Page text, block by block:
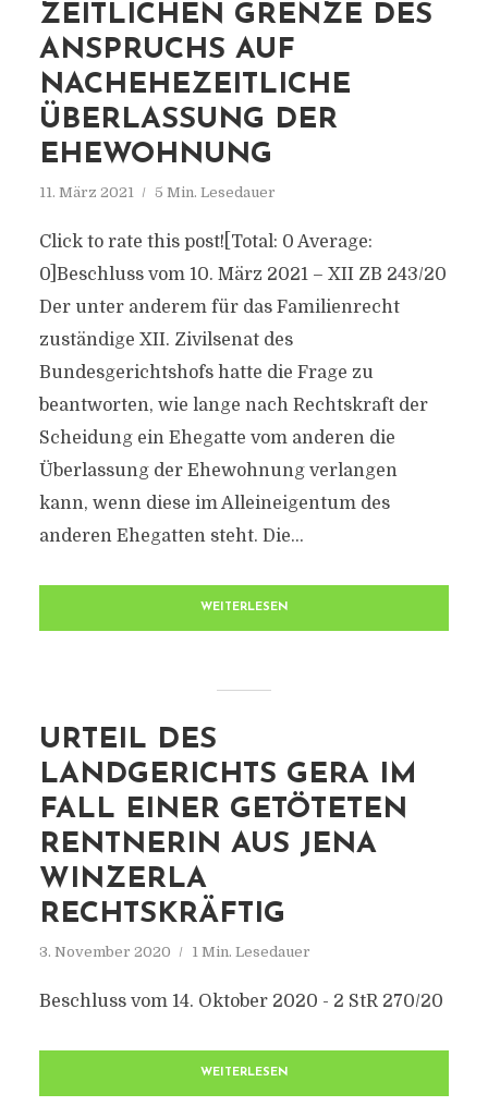
ZEITLICHEN GRENZE DES
ANSPRUCHS AUF
NACHEHEZEITLICHE
ÜBERLASSUNG DER
EHEWOHNUNG
11. März 2021 5 Min. Lesedauer
Click to rate this post![Total: 0 Average:
0]Beschluss vom 10. März 2021 – XII ZB 243/20
Der unter anderem für das Familienrecht
zuständige XII. Zivilsenat des
Bundesgerichtshofs hatte die Frage zu
beantworten, wie lange nach Rechtskraft der
Scheidung ein Ehegatte vom anderen die
Überlassung der Ehewohnung verlangen
kann, wenn diese im Alleineigentum des
anderen Ehegatten steht. Die...
WEITERLESEN
URTEIL DES
LANDGERICHTS GERA IM
FALL EINER GETÖTETEN
RENTNERIN AUS JENA
WINZERLA
RECHTSKRÄFTIG
3. November 2020 1 Min. Lesedauer
Beschluss vom 14. Oktober 2020 - 2 StR 270/20
WEITERLESEN